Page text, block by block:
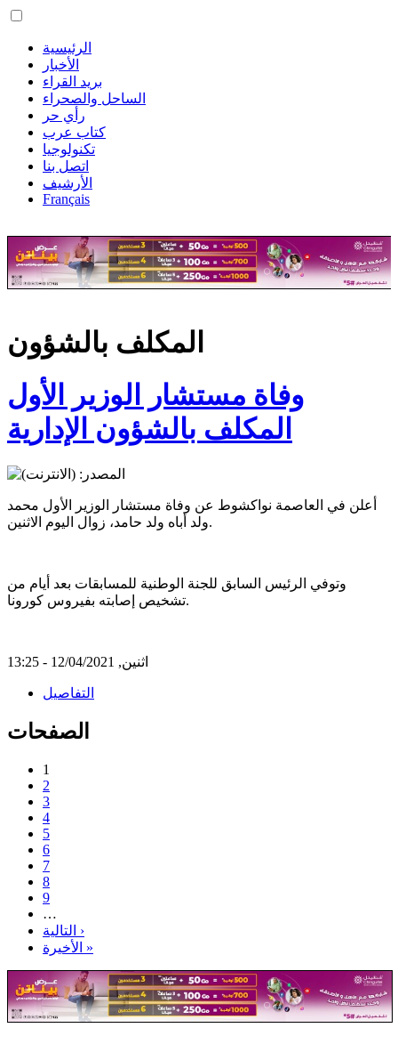
الرئيسية
الأخبار
بريد القراء
الساحل والصحراء
رأي حر
كتاب عرب
تكنولوجيا
اتصل بنا
الأرشيف
Français
المكلف بالشؤون
وفاة مستشار الوزير الأول
المكلف بالشؤون الإدارية
أعلن في العاصمة نواكشوط عن وفاة مستشار الوزير الأول محمد
ولد أباه ولد حامد، زوال اليوم الاثنين.
وتوفي الرئيس السابق للجنة الوطنية للمسابقات بعد أيام من
تشخيص إصابته بفيروس كورونا.
اثنين, 12/04/2021 - 13:25
التفاصيل
الصفحات
1
2
3
4
5
6
7
8
9
…
التالية ›
الأخيرة »